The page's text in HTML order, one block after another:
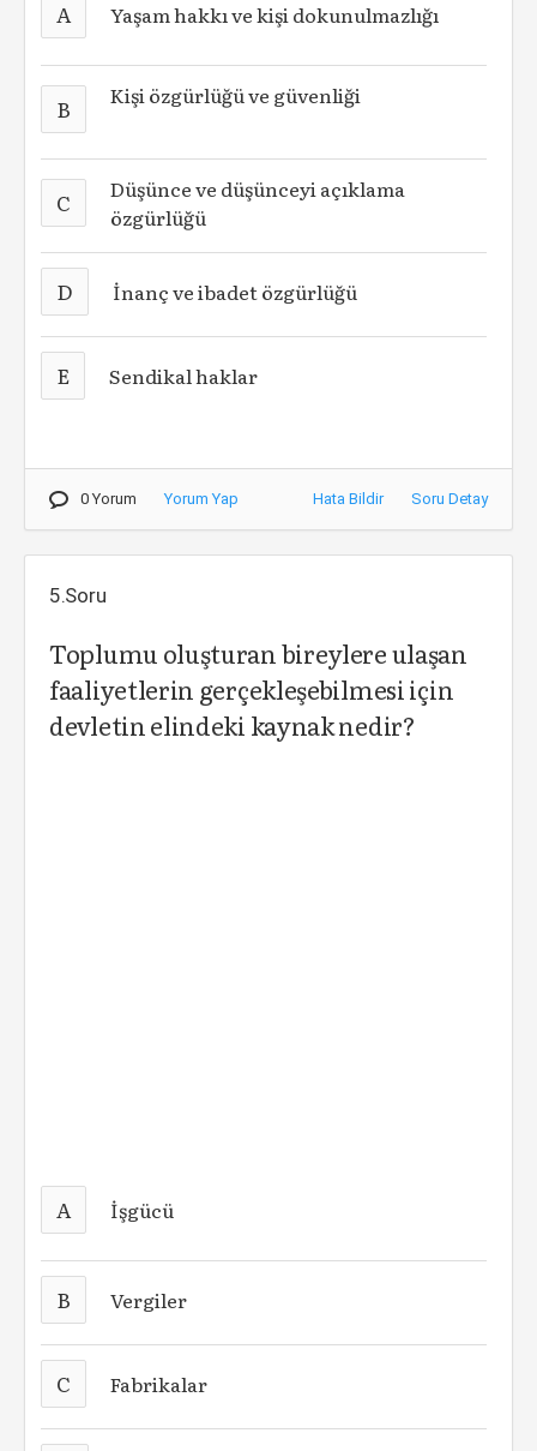
A Yaşam hakkı ve kişi dokunulmazlığı
B Kişi özgürlüğü ve güvenliği
C
Düşünce ve düşünceyi açıklama
özgürlüğü
D İnanç ve ibadet özgürlüğü
E Sendikal haklar
0 Yorum Yorum Yap Hata Bildir Soru Detay
5.Soru
Toplumu oluşturan bireylere ulaşan
faaliyetlerin gerçekleşebilmesi için
devletin elindeki kaynak nedir?
A İşgücü
B Vergiler
C Fabrikalar